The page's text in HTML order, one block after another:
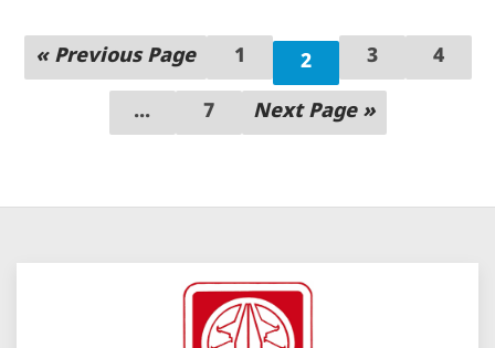
« Previous Page 1 2 3 4
... 7 Next Page »